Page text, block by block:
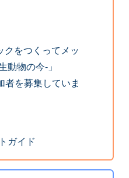
クをつくってメッ
動物の今‐」
者を募集していま
ガイド